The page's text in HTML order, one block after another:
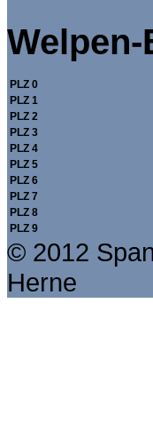
PLZ 0
PLZ 1
PLZ 2
PLZ 3
PLZ 4
PLZ 5
PLZ 6
PLZ 7
PLZ 8
PLZ 9
© 2012
Herne